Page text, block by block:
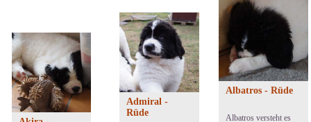
Admiral -
Rüde
Albatros - Rüde
Albatros versteht es